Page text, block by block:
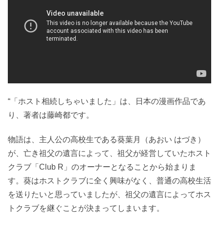
“「ホスト相続しちゃいました」は、日本の漫画作品であ
り、著者は藤崎都です。
物語は、主人公の高校生である葵葉月（あおい はづき）
が、亡き祖父の遺言によって、祖父が経営していたホスト
クラブ「Club R」のオーナーとなることから始まりま
す。葵はホストクラブに全く興味がなく、普通の高校生活
を送りたいと思っていましたが、祖父の遺言によってホス
トクラブを継ぐことが決まってしまいます。